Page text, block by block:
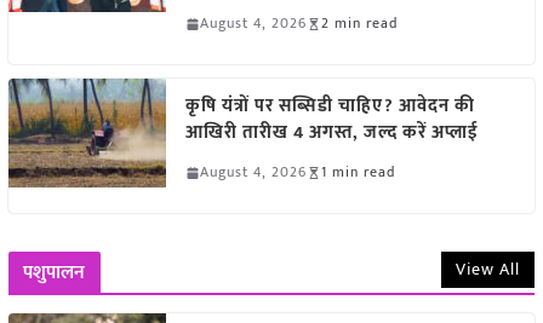
August 4, 2026 2 min read
कृषि यंत्रों पर सब्सिडी चाहिए? आवेदन की
आखिरी तारीख 4 अगस्त, जल्द करें अप्लाई
August 4, 2026 1 min read
पशुपालन View All